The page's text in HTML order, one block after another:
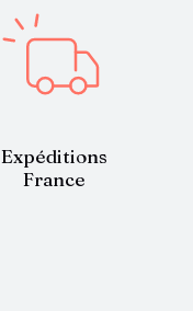
Expéditions
France